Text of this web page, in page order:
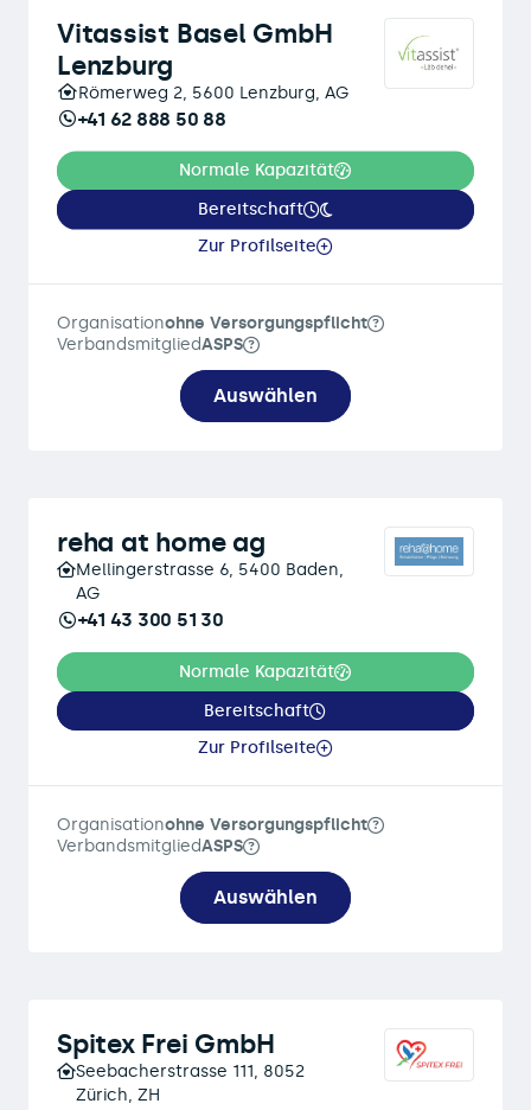
Vitassist Basel GmbH
Lenzburg
Römerweg 2, 5600 Lenzburg, AG
+41 62 888 50 88
Normale Kapazität
Bereitschaft
Zur Profilseite
Organisationohne Versorgungspflicht
VerbandsmitgliedASPS
Auswählen
reha at home ag
Mellingerstrasse 6, 5400 Baden,
AG
+41 43 300 51 30
Normale Kapazität
Bereitschaft
Zur Profilseite
Organisationohne Versorgungspflicht
VerbandsmitgliedASPS
Auswählen
Spitex Frei GmbH
Seebacherstrasse 111, 8052
Zürich, ZH